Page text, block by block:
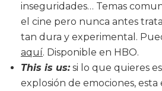
inseguridades… Temas
el cine pero nunca antes
tan dura y experimental.
aquí. Disponible en HBO.
This is us:si lo que quieres
explosión de emociones, esta